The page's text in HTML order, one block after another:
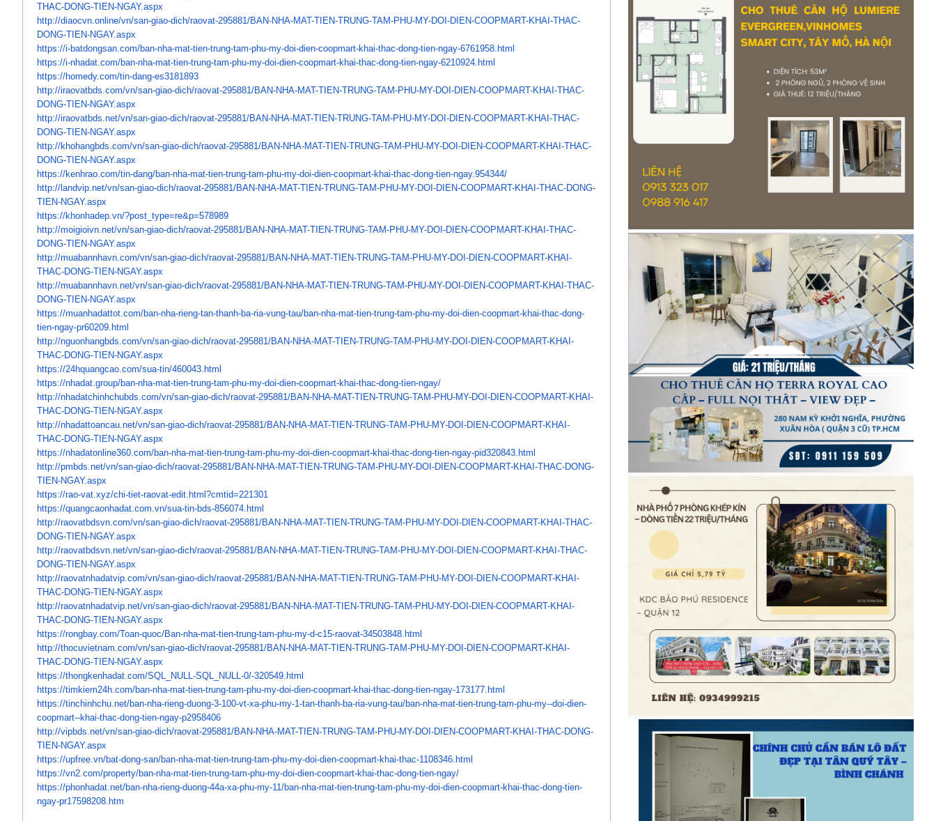
THAC-DONG-TIEN-NGAY.aspx
http://diaocvn.online/vn/san-giao-dich/raovat-295881/BAN-NHA-MAT-TIEN-TRUNG-TAM-PHU-MY-DOI-DIEN-COOPMART-KHAI-THAC-
DONG-TIEN-NGAY.aspx
https://i-batdongsan.com/ban-nha-mat-tien-trung-tam-phu-my-doi-dien-coopmart-khai-thac-dong-tien-ngay-6761958.html
https://i-nhadat.com/ban-nha-mat-tien-trung-tam-phu-my-doi-dien-coopmart-khai-thac-dong-tien-ngay-6210924.html
https://homedy.com/tin-dang-es3181893
http://iraovatbds.com/vn/san-giao-dich/raovat-295881/BAN-NHA-MAT-TIEN-TRUNG-TAM-PHU-MY-DOI-DIEN-COOPMART-KHAI-THAC-
DONG-TIEN-NGAY.aspx
http://iraovatbds.net/vn/san-giao-dich/raovat-295881/BAN-NHA-MAT-TIEN-TRUNG-TAM-PHU-MY-DOI-DIEN-COOPMART-KHAI-THAC-
DONG-TIEN-NGAY.aspx
http://khohangbds.com/vn/san-giao-dich/raovat-295881/BAN-NHA-MAT-TIEN-TRUNG-TAM-PHU-MY-DOI-DIEN-COOPMART-KHAI-THAC-
DONG-TIEN-NGAY.aspx
https://kenhrao.com/tin-dang/ban-nha-mat-tien-trung-tam-phu-my-doi-dien-coopmart-khai-thac-dong-tien-ngay.954344/
http://landvip.net/vn/san-giao-dich/raovat-295881/BAN-NHA-MAT-TIEN-TRUNG-TAM-PHU-MY-DOI-DIEN-COOPMART-KHAI-THAC-DONG-
TIEN-NGAY.aspx
https://khonhadep.vn/?post_ type=re&p=578989
http://moigioivn.net/vn/san-giao-dich/raovat-295881/BAN-NHA-MAT-TIEN-TRUNG-TAM-PHU-MY-DOI-DIEN-COOPMART-KHAI-THAC-
DONG-TIEN-NGAY.aspx
http://muabannhavn.com/vn/san-giao-dich/raovat-295881/BAN-NHA-MAT-TIEN-TRUNG-TAM-PHU-MY-DOI-DIEN-COOPMART-KHAI-
THAC-DONG-TIEN-NGAY.aspx
http://muabannhavn.net/vn/san-giao-dich/raovat-295881/BAN-NHA-MAT-TIEN-TRUNG-TAM-PHU-MY-DOI-DIEN-COOPMART-KHAI-THAC-
DONG-TIEN-NGAY.aspx
https://muanhadattot.com/ban-nha-rieng-tan-thanh-ba-ria-vung-tau/ban-nha-mat-tien-trung-tam-phu-my-doi-dien-coopmart-khai-thac-dong-
tien-ngay-pr60209.html
http://nguonhangbds.com/vn/san-giao-dich/raovat-295881/BAN-NHA-MAT-TIEN-TRUNG-TAM-PHU-MY-DOI-DIEN-COOPMART-KHAI-
THAC-DONG-TIEN-NGAY.aspx
https://24hquangcao.com/sua-tin/460043.html
https://nhadat.group/ban-nha-mat-tien-trung-tam-phu-my-doi-dien-coopmart-khai-thac-dong-tien-ngay/
http://nhadatchinhchubds.com/vn/san-giao-dich/raovat-295881/BAN-NHA-MAT-TIEN-TRUNG-TAM-PHU-MY-DOI-DIEN-COOPMART-KHAI-
THAC-DONG-TIEN-NGAY.aspx
http://nhadattoancau.net/vn/san-giao-dich/raovat-295881/BAN-NHA-MAT-TIEN-TRUNG-TAM-PHU-MY-DOI-DIEN-COOPMART-KHAI-
THAC-DONG-TIEN-NGAY.aspx
https://nhadatonline360.com/ban-nha-mat-tien-trung-tam-phu-my-doi-dien-coopmart-khai-thac-dong-tien-ngay-pid320843. html
http://pmbds.net/vn/san-giao-dich/raovat-295881/BAN-NHA-MAT-TIEN-TRUNG-TAM-PHU-MY-DOI-DIEN-COOPMART-KHAI-THAC-DONG-
TIEN-NGAY.aspx
https://rao-vat.xyz/chi-tiet-raovat-edit.html?cmtid=221301
https://quangcaonhadat.com.vn/sua-tin-bds-856074.html
http://raovatbdsvn.com/vn/san-giao-dich/raovat-295881/BAN-NHA-MAT-TIEN-TRUNG-TAM-PHU-MY-DOI-DIEN-COOPMART-KHAI-THAC-
DONG-TIEN-NGAY.aspx
http://raovatbdsvn.net/vn/san-giao-dich/raovat-295881/BAN-NHA-MAT-TIEN-TRUNG-TAM-PHU-MY-DOI-DIEN-COOPMART-KHAI-THAC-
DONG-TIEN-NGAY.aspx
http://raovatnhadatvip.com/vn/san-giao-dich/raovat-295881/BAN-NHA-MAT-TIEN-TRUNG-TAM-PHU-MY-DOI-DIEN-COOPMART-KHAI-
THAC-DONG-TIEN-NGAY.aspx
http://raovatnhadatvip.net/vn/san-giao-dich/raovat-295881/BAN-NHA-MAT-TIEN-TRUNG-TAM-PHU-MY-DOI-DIEN-COOPMART-KHAI-
THAC-DONG-TIEN-NGAY.aspx
https://rongbay.com/Toan-quoc/Ban-nha-mat-tien-trung-tam-phu-my-d-c15-raovat-34503848. html
http://thocuvietnam.com/vn/san-giao-dich/raovat-295881/BAN-NHA-MAT-TIEN-TRUNG-TAM-PHU-MY-DOI-DIEN-COOPMART-KHAI-
THAC-DONG-TIEN-NGAY.aspx
https://thongkenhadat.com/SQL_
NULL-SQL_NULL-0/-320549.html
https://timkiem24h.com/ban-nha-mat-tien-trung-tam-phu-my-doi-dien-coopmart-khai-thac-dong-tien-ngay-173177.html
https://tinchinhchu.net/ban-nha-rieng-duong-3-100-vt-xa-phu-my-1-tan-thanh-ba-ria-vung-tau/ban-nha-mat-tien-trung-tam-phu-my--doi-dien-
coopmart--khai-thac-dong-tien-ngay-p2958406
http://vipbds.net/vn/san-giao-dich/raovat-295881/BAN-NHA-MAT-TIEN-TRUNG-TAM-PHU-MY-DOI-DIEN-COOPMART-KHAI-THAC-DONG-
TIEN-NGAY.aspx
https://upfree.vn/bat-dong-san/ban-nha-mat-tien-trung-tam-phu-my-doi-dien-coopmart-khai-thac-1108346.html
https://vn2.com/property/ban-nha-mat-tien-trung-tam-phu-my-doi-dien-coopmart-khai-thac-dong-tien-ngay/
https://phonhadat.net/ban-nha-rieng-duong-44a-xa-phu-my-11/ban-nha-mat-tien-trung-tam-phu-my-doi-dien-coopmart-khai-thac-dong-tien-
ngay-pr17598208.htm